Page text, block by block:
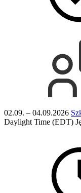
02.09. – 04.09.2026
Daylight Time (EDT)